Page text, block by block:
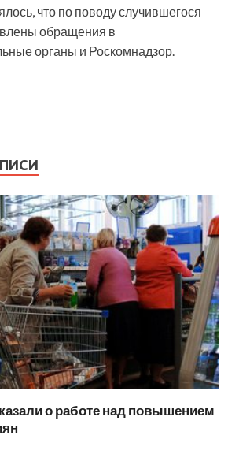
что по поводу случившегося
обращения в
органы и Роскомнадзор.
о работе над повышением